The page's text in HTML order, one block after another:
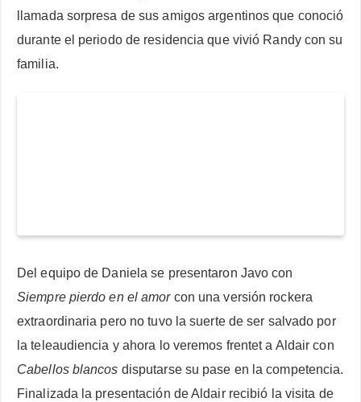
llamada sorpresa de sus amigos argentinos que conoció
durante el periodo de residencia que vivió Randy con su
familia.
Del equipo de Daniela se presentaron Javo con
Siempre pierdo en el amor con una versión rockera
extraordinaria pero no tuvo la suerte de ser salvado por
la teleaudiencia y ahora lo veremos frentet a Aldair con
Cabellos blancos disputarse su pase en la competencia.
Finalizada la presentación de Aldair recibió la visita de